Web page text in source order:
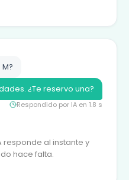
¿Te reservo una?
Respondido por IA en 1.8 s
responde al instante y
hace falta.